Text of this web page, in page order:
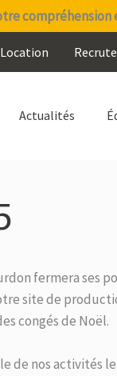
Location
Actualités
fermera ses
site de
congés de Noël.
de nos activités